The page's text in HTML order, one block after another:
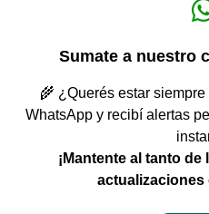
Sumate a nuestro
🌾 ¿Querés estar
WhatsApp y recibí alertas
¡Mantente al tanto
actualizaciones